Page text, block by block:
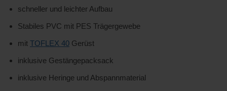
schneller und leichter Aufbau
Stabiles PVC mit PES Trägergewebe
mit TOFLEX 40 Gerüst
inklusive Gestängepacksack
inklusive Heringe und Abspannmaterial